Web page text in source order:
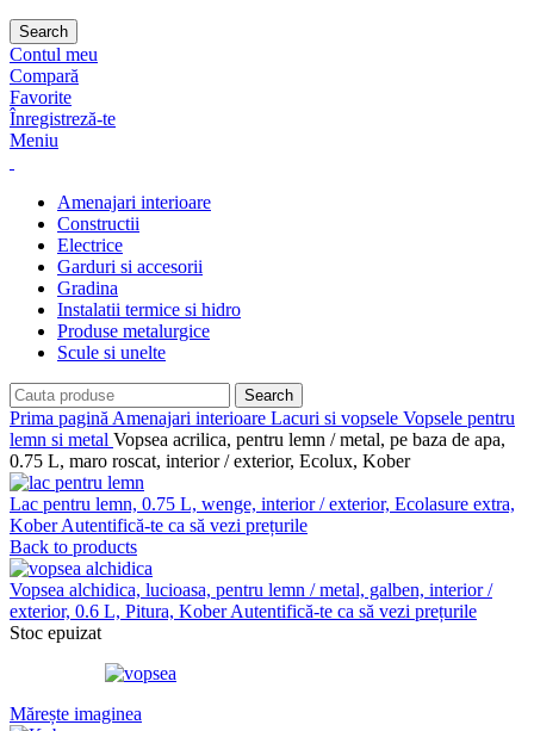
Search
Contul meu
Compară
Favorite
Înregistreză-te
Meniu
Amenajari interioare
Constructii
Electrice
Garduri si accesorii
Gradina
Instalatii termice si hidro
Produse metalurgice
Scule si unelte
Search
Prima pagină Amenajari interioare Lacuri si vopsele Vopsele pentru
lemn si metal Vopsea acrilica, pentru lemn / metal, pe baza de apa,
0.75 L, maro roscat, interior / exterior, Ecolux, Kober
Lac pentru lemn, 0.75 L, wenge, interior / exterior, Ecolasure extra,
KoberAutentifică-te ca să vezi prețurile
Back to products
Vopsea alchidica, lucioasa, pentru lemn / metal, galben, interior /
exterior, 0.6 L, Pitura, KoberAutentifică-te ca să vezi prețurile
Stoc epuizat
Mărește imaginea